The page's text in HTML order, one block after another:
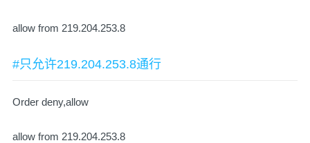
allow from 219.204.253.8
#只允许219.204.253.8通行
Order deny,allow
allow from 219.204.253.8